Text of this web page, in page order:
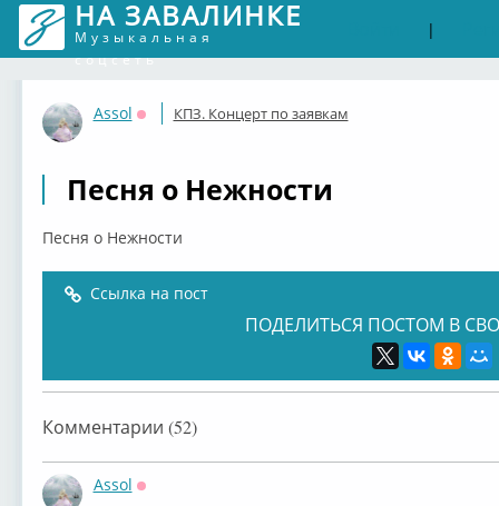
НА ЗАВАЛИНКЕ
Музыкальная
соцсеть
|
Assol
Оффлайн
КПЗ. Концерт по заявкам
Песня о Нежности
Песня о Нежности
Ссылка на пост
ПОДЕЛИТЬСЯ ПОСТОМ В
Комментарии (52)
Assol